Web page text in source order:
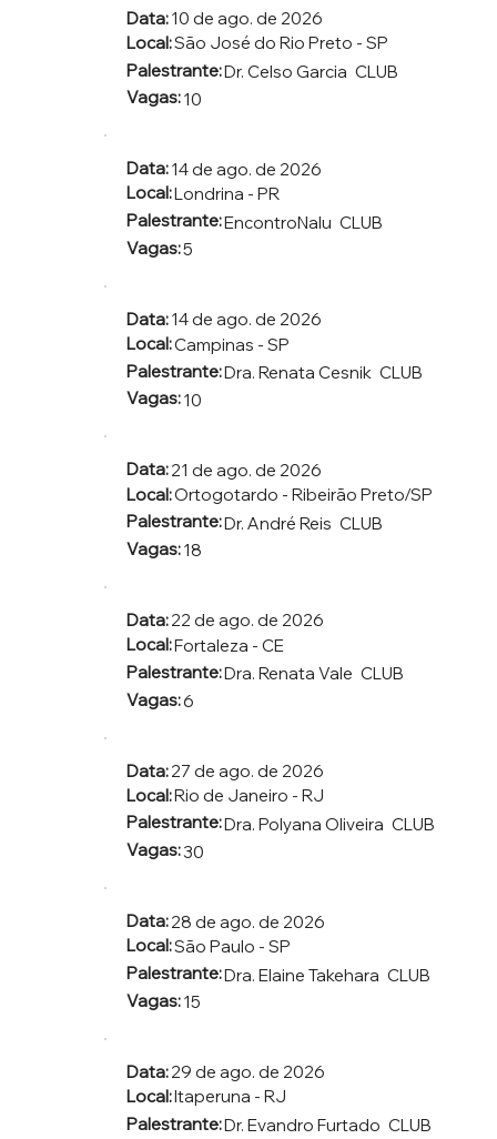
Data:10 de ago. de 2026
Local:São José do Rio Preto - SP
Palestrante:Dr. Celso Garcia CLUB
Vagas:10
Data:14 de ago. de 2026
Local:Londrina - PR
Palestrante:EncontroNalu CLUB
Vagas:5
Data:14 de ago. de 2026
Local:Campinas - SP
Palestrante:Dra. Renata Cesnik CLUB
Vagas:10
Data:21 de ago. de 2026
Local:Ortogotardo - Ribeirão Preto/SP
Palestrante:Dr. André Reis CLUB
Vagas:18
Data:22 de ago. de 2026
Local:Fortaleza - CE
Palestrante:Dra. Renata Vale CLUB
Vagas:6
Data:27 de ago. de 2026
Local:Rio de Janeiro - RJ
Palestrante:Dra. Polyana Oliveira CLUB
Vagas:30
Data:28 de ago. de 2026
Local:São Paulo - SP
Palestrante:Dra. Elaine Takehara CLUB
Vagas:15
Data:29 de ago. de 2026
Local:Itaperuna - RJ
Palestrante:Dr. Evandro Furtado CLUB